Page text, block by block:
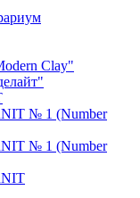
Clay"
№ 1 (Number
№ 1 (Number